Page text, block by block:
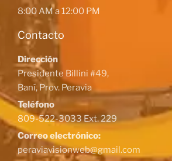
8:00 AM a 12:00 PM
Contacto
Dirección
Presidente Billini #49,
Baní, Prov. Peravia
Teléfono
809-522-3033 Ext. 229
Correo electrónico:
peraviavisionweb@gmail.com